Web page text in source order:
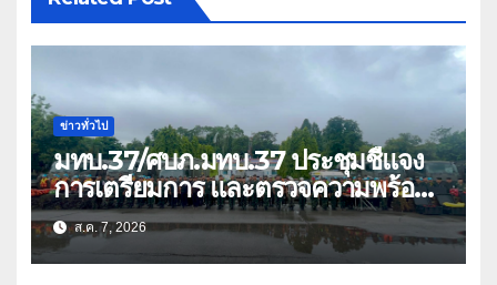
ข่าวทั่วไป
มทบ.37/ศบภ.มทบ.37 ประชุมชี้แจง
การเตรียมการ และตรวจความพร้อม
ด้านการบรรเทาสาธารณภัย
ส.ค. 7, 2026